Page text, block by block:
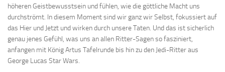
höheren Geistbewusstsein und fühlen, wie die göttliche Macht uns
durchströmt. In diesem Moment sind wir ganz wir Selbst, fokussiert auf
das Hier und Jetzt und wirken durch unsere Taten. Und das ist sicherlich
genau jenes Gefühl, was uns an allen Ritter-Sagen so fasziniert,
anfangen mit König Artus Tafelrunde bis hin zu den Jedi-Ritter aus
George Lucas Star Wars.